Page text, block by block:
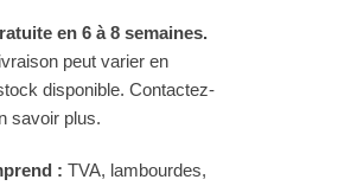
en 6 à 8 semaines.
peut varier en
disponible. Contactez-
savoir plus.
: TVA, lambourdes,